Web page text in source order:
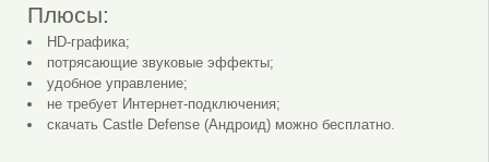
Плюсы:
HD-графика;
потрясающие звуковые эффекты;
удобное управление;
не требует Интернет-подключения;
скачать Castle Defense (Андроид) можно бесплатно.